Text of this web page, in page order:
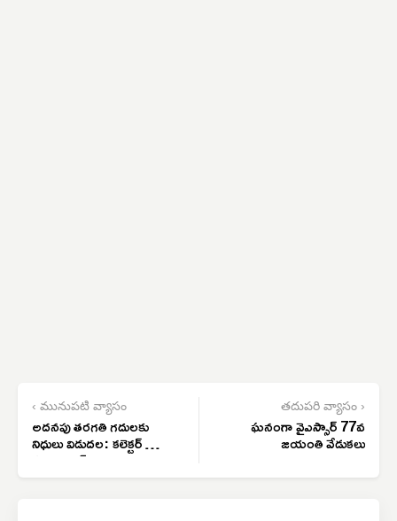
‹ మునుపటి వ్యాసం
అదనపు తరగతి గదులకు
నిధులు విడుదల: కలెక్టర్ బి.
సత్య ప్రసాద్
తదుపరి వ్యాసం ›
ఘనంగా వైఎస్సార్ 77వ
జయంతి వేడుకలు